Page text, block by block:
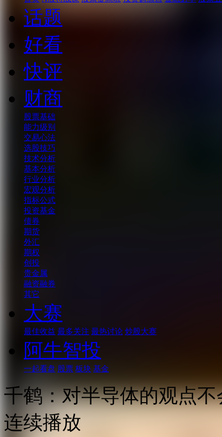
话题
好看
快评
财商
股票基础
能力级别
交易心法
选股技巧
技术分析
基本分析
行业分析
宏观分析
指标公式
投资基金
债券
期货
外汇
期权
创投
贵金属
融资融券
其它
大赛
最佳收益 最多关注 最热讨论 炒股大赛
阿牛智投
一起看盘 股票 板块 基金
千鹤：对半导体的观点
连续播放